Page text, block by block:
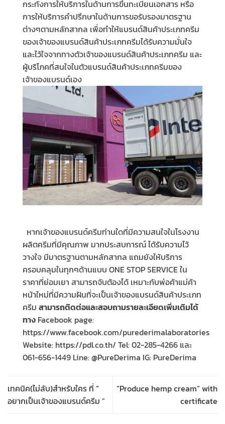
กระทั่งการให้บริการในด้านการขึ้นทะเบียนเอกสาร หรือ
การให้บริการคำปรึกษาในด้านการขอรับรองมาตรฐาน
ต่างๆตามหลักสากล เพื่อทำให้แบรนด์สินค้าประเภทครีม
ของเจ้าของแบรนด์สินค้าประเภทครีมได้รับความมั่นใจ
และไว้ใจจากทางตัวเจ้าของแบรนด์สินค้าประเภทครีม และ
ผู้บริโภคที่สนใจในตัวแบรนด์สินค้าประเภทครีมของ
เจ้าของแบรนด์เอง
หากเจ้าของแบรนด์ครีมท่านใดที่มีความสนใจในโรงงาน
ผลิตครีมที่มีคุณภาพ มากประสบการณ์ ได้รับความไว้
วางใจ มีมาตรฐานตามหลักสากล แถมยังให้บริการ
ครอบคลุมในทุกๆด้านแบบ ONE STOP SERVICEใน
ราคาที่ย่อมเยา สามารถจับต้องได้ เหมาะกับพ่อค้าแม่ค้า
หน้าใหม่ที่มีความฝันที่จะเป็นเจ้าของแบรนด์สินค้าประเภท
ครีม สามารถติดต่อและสอบถามรายละเอียดเพิ่มเติมได้
ทาง Facebook page:
https://www.facebook.com/purederimalaboratories
Website: https://pdl.co.th/ Tel: 02-285-4266 และ
061-656-1449 Line: @PureDerima IG: PureDerima
เทคนิค(ไม่ลับ)สำหรับใคร ที่ “
อยากเป็นเจ้าของแบรนด์ครีม ”
“Produce hemp cream” with
certificate